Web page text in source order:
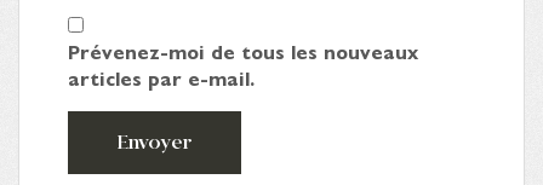
Prévenez-moi de tous les nouveaux
articles par e-mail.
Envoyer